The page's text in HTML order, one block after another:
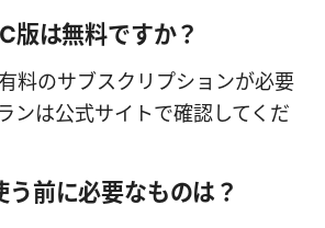
版は無料ですか？
料のサブスクリプションが必要
ンは公式サイトで確認してくだ
前に必要なものは？